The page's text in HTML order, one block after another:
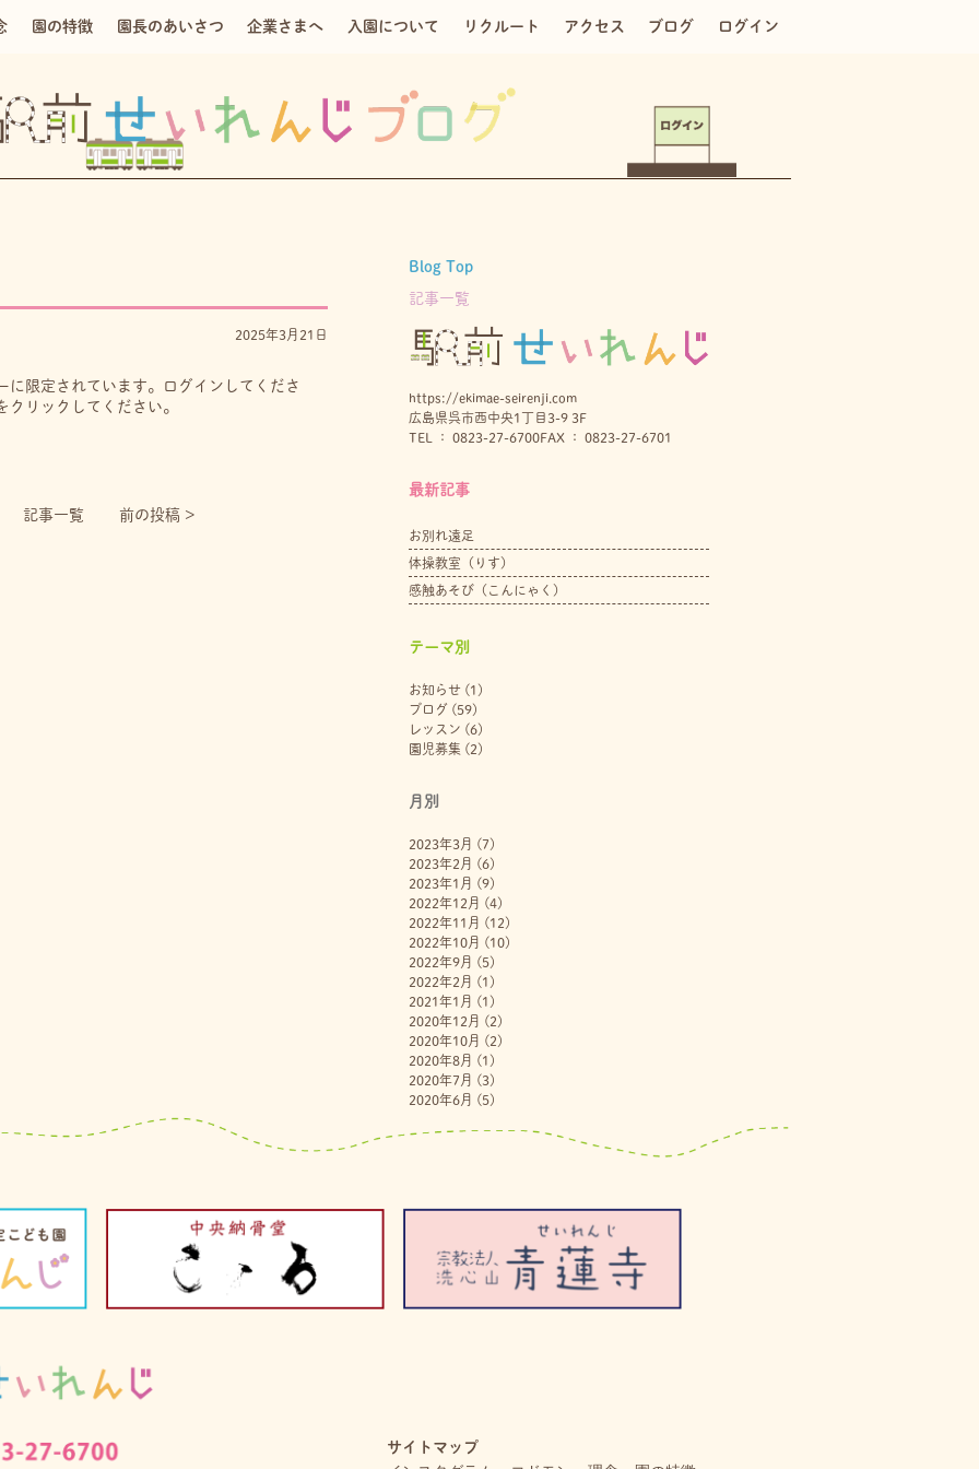
園の特徴 園長のあいさつ 企業さまへ 入園について リクルート アクセス ブログ ログイン
2025年3月21日
に限定されています。ログインしてくださ
クリックしてください。
記事一覧 前の投稿 >
Blog Top
記事一覧
https://ekimae-seirenji.com
広島県呉市西中央1丁目3-9 3F
TEL ： 0823-27-6700FAX ： 0823-27-6701
最新記事
お別れ遠足
体操教室（りす）
感触あそび（こんにゃく）
テーマ別
お知らせ(1)
ブログ(59)
レッスン (6)
園児募集 (2)
月別
2023年3月 (7)
2023年2月 (6)
2023年1月 (9)
2022年12月 (4)
2022年11月 (12)
2022年10月 (10)
2022年9月 (5)
2022年2月 (1)
2021年1月 (1)
2020年12月 (2)
2020年10月 (2)
2020年8月 (1)
2020年7月 (3)
2020年6月 (5)
サイトマップ